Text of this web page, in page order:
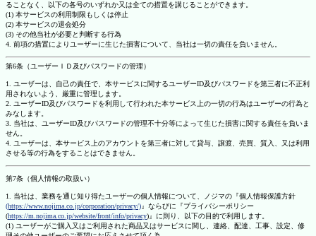
ることなく、以下の各号のいずれか又は全ての措置を講じることができます。
(1) 本サービスの利用制限もしくは停止
(2) 本サービスの退会処分
(3) その他当社が必要と判断する行為
4. 前項の措置によりユーザーに生じた損害について、当社は一切の責任を負いません。
第6条（ユーザーＩＤ及びパスワードの管理）
1. ユーザーは、自己の責任で、本サービスに関するユーザーID及びパスワードを第三者に不正利
用されないよう、厳重に管理します。
2. ユーザーID及びパスワードを利用して行われた本サービス上の一切の行為はユーザーの行為と
みなします。
3. 当社は、ユーザーID及びパスワードの管理不十分等によって生じた損害に関する責任を負いま
せん。
4. ユーザーは、本サービス上のアカウントを第三者に対して貸与、譲渡、売買、質入、又は利用
させる等の行為をすることはできません。
第7条（個人情報の取扱い）
1. 当社は、業務を通じ知り得たユーザーの個人情報について、ノジマの『個人情報保護方針
(https://www.nojima.co.jp/corporation/privacy/)』ならびに『プライバシーポリシー
(https://m.nojima.co.jp/website/front/info/privacy)』に則り、以下の目的で利用します。
(1) ユーザーがご購入又はご利用された商品又はサービスに関し、連絡、配達、工事、設定、修